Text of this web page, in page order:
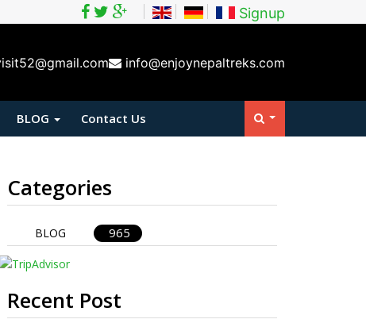
Signup
info@enjoynepaltreks.com
BLOG Contact Us
Categories
BLOG 965
Recent Post